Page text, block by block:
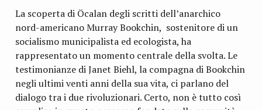
La scoperta di Öcalan degli scritti dell’anarchico
nord-americano Murray Bookchin, sostenitore di un
socialismo municipalista ed ecologista, ha
rappresentato un momento centrale della svolta. Le
testimonianze di Janet Biehl, la compagna di Bookchin
negli ultimi venti anni della sua vita, ci parlano del
dialogo tra i due rivoluzionari. Certo, non è tutto così